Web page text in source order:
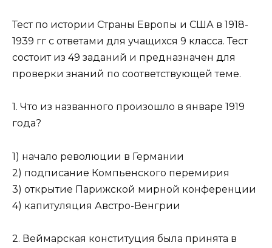
Тест по истории Страны Европы и США в 1918-
1939 гг с ответами для учащихся 9 класса. Тест
состоит из 49 заданий и предназначен для
проверки знаний по соответствующей теме.
1. Что из названного произошло в январе 1919
года?
1) начало революции в Германии
2) подписание Компьенского перемирия
3) открытие Парижской мирной конференции
4) капитуляция Австро-Венгрии
2. Веймарская конституция была принята в